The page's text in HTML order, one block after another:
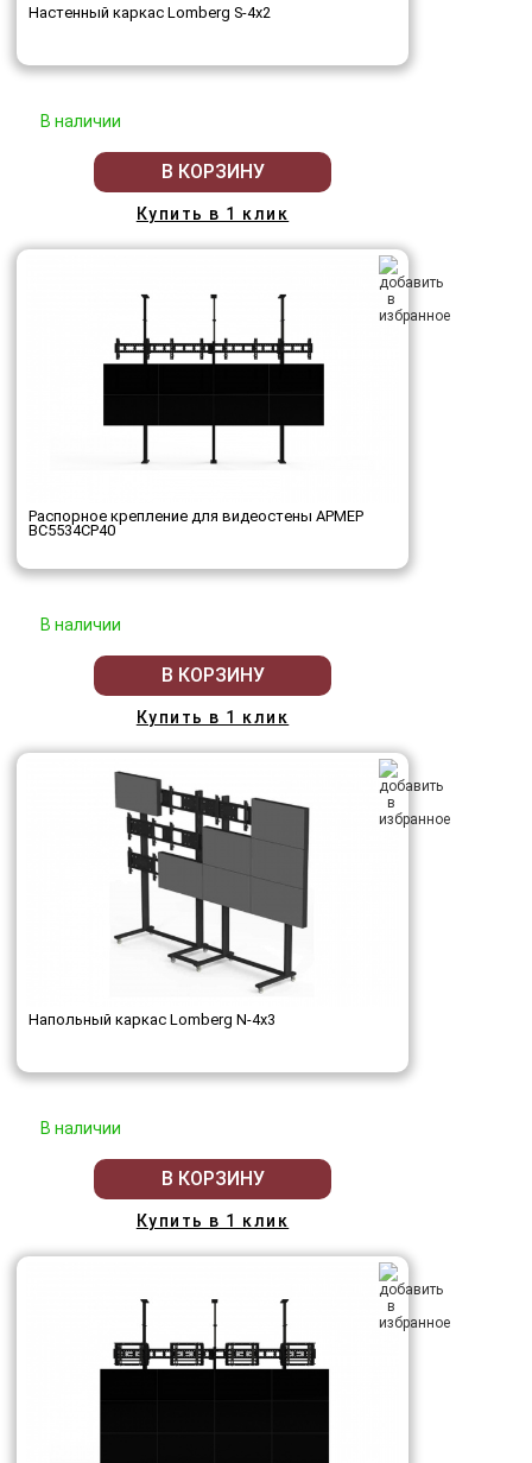
Настенный каркас Lomberg S-4х2
В наличии
В КОРЗИНУ
Купить в 1 клик
Распорное крепление для видеостены АРМЕР
ВС5534СР40
В наличии
В КОРЗИНУ
Купить в 1 клик
Напольный каркас Lomberg N-4х3
В наличии
В КОРЗИНУ
Купить в 1 клик